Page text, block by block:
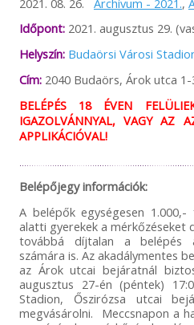
2021. 08. 26. Archívum - 2021.,
Időpont:2021. augusztus 29.
Helyszín: Budaörsi Városi
Cím:2040 Budaörs, Árok utca 1-
BELÉPÉS 18 ÉVEN
IGAZOLVÁNNYAL, VAGY AZ
APPLIKÁCIÓVAL!
Belépőjegy információk:
A belépők egységesen
alatti gyerekek a mérkőzéseket
továbbá díjtalan a belépés
számára is. Az akadálymentes
az Árok utcai bejáratnál
augusztus 27-én (péntek)
Stadion, Őszirózsa utcai
megvásárolni. Meccsnapon a